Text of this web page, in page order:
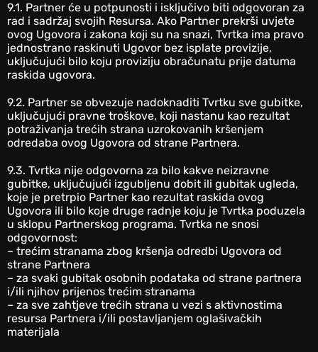
‎9.1. Partner će u potpunosti i isključivo biti odgovoran za
rad i sadržaj svojih Resursa. Ako Partner prekrši uvjete
ovog Ugovora i zakona koji su na snazi, Tvrtka ima pravo
jednostrano raskinuti Ugovor bez isplate provizije,
uključujući bilo koju proviziju obračunatu prije datuma
raskida ugovora.
‎9.2. Partner se obvezuje nadoknaditi Tvrtku sve gubitke,
uključujući pravne troškove, koji nastanu kao rezultat
potraživanja trećih strana uzrokovanih kršenjem
odredaba ovog Ugovora od strane Partnera.
‎9.3. Tvrtka nije odgovorna za bilo kakve neizravne
gubitke, uključujući izgubljenu dobit ili gubitak ugleda,
koje je pretrpio Partner kao rezultat raskida ovog
Ugovora ili bilo koje druge radnje koju je Tvrtka poduzela
u sklopu Partnerskog programa. Tvrtka ne snosi
odgovornost:
– trećim stranama zbog kršenja odredbi Ugovora od
strane Partnera
– za svaki gubitak osobnih podataka od strane partnera
i/ili njihov prijenos trećim stranama
– za sve zahtjeve trećih strana u vezi s aktivnostima
resursa Partnera i/ili postavljanjem oglašivačkih
materijala